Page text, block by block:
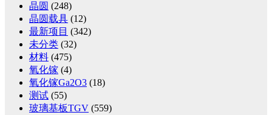
晶圆 (248)
晶圆载具 (12)
最新项目 (342)
未分类 (32)
材料 (475)
氧化镓 (4)
氧化镓Ga2O3 (18)
测试 (55)
玻璃基板TGV (559)